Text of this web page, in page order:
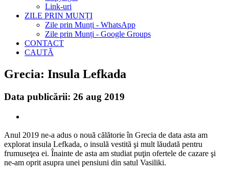
Link-uri
ZILE PRIN MUNȚI
Zile prin Munți - WhatsApp
Zile prin Munți - Google Groups
CONTACT
CAUTĂ
Grecia: Insula Lefkada
Data publicării: 26 aug 2019
Anul 2019 ne-a adus o nouă călătorie în Grecia de data asta am
explorat insula Lefkada, o insulă vestită şi mult lăudată pentru
frumuseţea ei. Înainte de asta am studiat puţin ofertele de cazare şi
ne-am oprit asupra unei pensiuni din satul Vasiliki.